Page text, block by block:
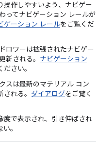
操作しやすいよう、ナビゲー
ってナビゲーション レールが
ゲーション レールをご覧くだ
ロワーは拡張されたナビゲー
新される。 ナビゲーション
ださい。
スは最新のマテリアル コン
れる。 ダイアログをご覧く
度で表示され、引き伸ばされ
。